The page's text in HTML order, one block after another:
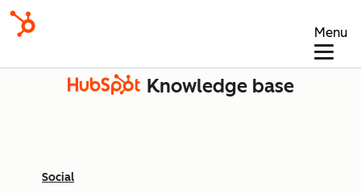
Menu
Knowledge base
Social